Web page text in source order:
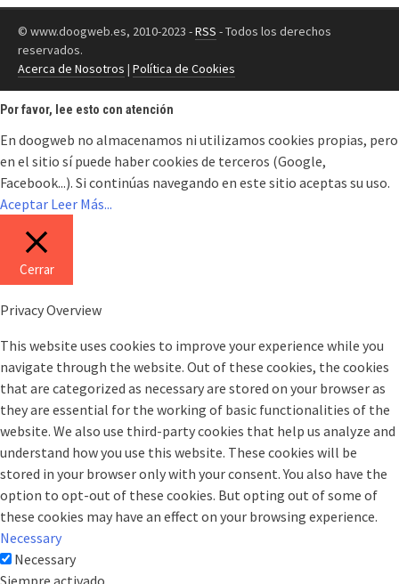
© www.doogweb.es, 2010-2023 -RSS - Todos los derechos
reservados.
Acerca de Nosotros | Política de Cookies
Por favor, lee esto con atención
En doogweb no almacenamos ni utilizamos cookies propias, pero
en el sitio sí puede haber cookies de terceros (Google,
Facebook...). Si continúas navegando en este sitio aceptas su uso.
Aceptar Leer Más...
Cerrar
Privacy Overview
This website uses cookies to improve your experience while you
navigate through the website. Out of these cookies, the cookies
that are categorized as necessary are stored on your browser as
they are essential for the working of basic functionalities of the
website. We also use third-party cookies that help us analyze and
understand how you use this website. These cookies will be
stored in your browser only with your consent. You also have the
option to opt-out of these cookies. But opting out of some of
these cookies may have an effect on your browsing experience.
Necessary
Necessary
Siempre activado